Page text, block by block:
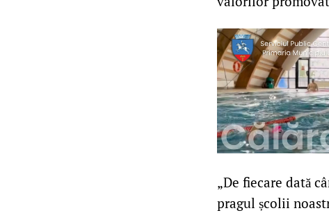
„De fiecare dată
pragul școlii